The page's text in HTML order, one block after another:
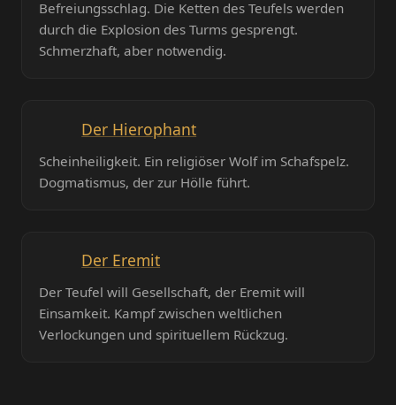
Befreiungsschlag. Die Ketten des Teufels werden
durch die Explosion des Turms gesprengt.
Schmerzhaft, aber notwendig.
Der Hierophant
Scheinheiligkeit. Ein religiöser Wolf im Schafspelz.
Dogmatismus, der zur Hölle führt.
Der Eremit
Der Teufel will Gesellschaft, der Eremit will
Einsamkeit. Kampf zwischen weltlichen
Verlockungen und spirituellem Rückzug.